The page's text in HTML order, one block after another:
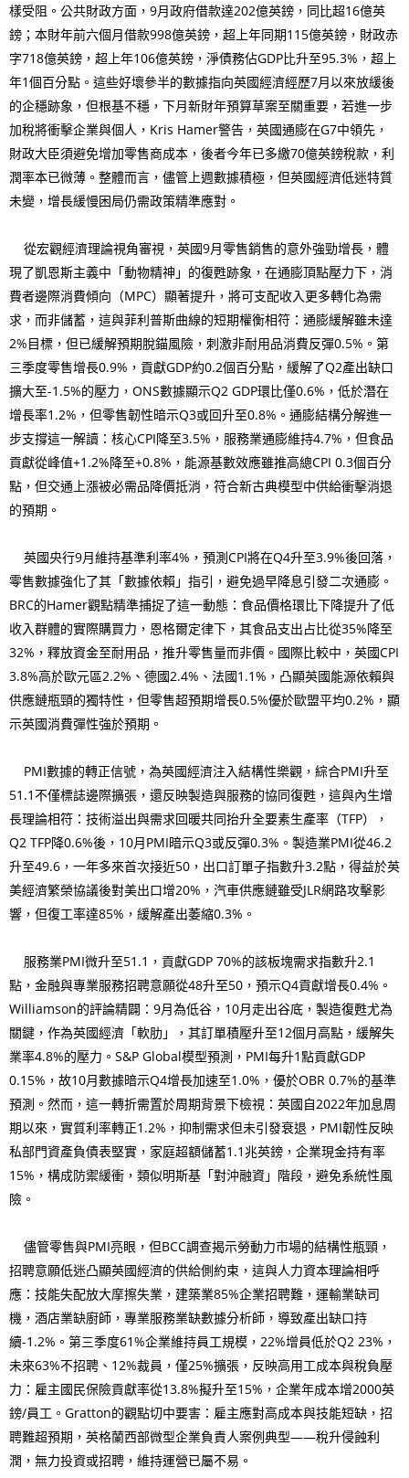
樣受阻。公共財政方面，9月政府借款達202億英鎊，同比超16億英
鎊；本財年前六個月借款998億英鎊，超上年同期115億英鎊，財政赤
字718億英鎊，超上年106億英鎊，淨債務佔GDP比升至95.3%，超上
年1個百分點。這些好壞參半的數據指向英國經濟經歷7月以來放緩後
的企穩跡象，但根基不穩，下月新財年預算草案至關重要，若進一步
加稅將衝擊企業與個人，Kris Hamer警告，英國通膨在G7中領先，
財政大臣須避免增加零售商成本，後者今年已多繳70億英鎊稅款，利
潤率本已微薄。整體而言，儘管上週數據積極，但英國經濟低迷特質
未變，增長緩慢困局仍需政策精準應對。
從宏觀經濟理論視角審視，英國9月零售銷售的意外強勁增長，體
現了凱恩斯主義中「動物精神」的復甦跡象，在通膨頂點壓力下，消
費者邊際消費傾向（MPC）顯著提升，將可支配收入更多轉化為需
求，而非儲蓄，這與菲利普斯曲線的短期權衡相符：通膨緩解雖未達
2%目標，但已緩解預期脫錨風險，刺激非耐用品消費反彈0.5%。第
三季度零售增長0.9%，貢獻GDP約0.2個百分點，緩解了Q2產出缺口
擴大至-1.5%的壓力，ONS數據顯示Q2 GDP環比僅0.6%，低於潛在
增長率1.2%，但零售韌性暗示Q3或回升至0.8%。通膨結構分解進一
步支撐這一解讀：核心CPI降至3.5%，服務業通膨維持4.7%，但食品
貢獻從峰值+1.2%降至+0.8%，能源基數效應雖推高總CPI 0.3個百分
點，但交通上漲被必需品降價抵消，符合新古典模型中供給衝擊消退
的預期。
英國央行9月維持基準利率4%，預測CPI將在Q4升至3.9%後回落，
零售數據強化了其「數據依賴」指引，避免過早降息引發二次通膨。
BRC的Hamer觀點精準捕捉了這一動態：食品價格環比下降提升了低
收入群體的實際購買力，恩格爾定律下，其食品支出占比從35%降至
32%，釋放資金至耐用品，推升零售量而非價。國際比較中，英國CPI
3.8%高於歐元區2.2%、德國2.4%、法國1.1%，凸顯英國能源依賴與
供應鏈瓶頸的獨特性，但零售超預期增長0.5%優於歐盟平均0.2%，顯
示英國消費彈性強於預期。
PMI數據的轉正信號，為英國經濟注入結構性樂觀，綜合PMI升至
51.1不僅標誌邊際擴張，還反映製造與服務的協同復甦，這與內生增
長理論相符：技術溢出與需求回暖共同抬升全要素生產率（TFP），
Q2 TFP降0.6%後，10月PMI暗示Q3或反彈0.3%。製造業PMI從46.2
升至49.6，一年多來首次接近50，出口訂單子指數升3.2點，得益於英
美經濟繁榮協議後對美出口增20%，汽車供應鏈雖受JLR網路攻擊影
響，但復工率達85%，緩解產出萎縮0.3%。
服務業PMI微升至51.1，貢獻GDP 70%的該板塊需求指數升2.1
點，金融與專業服務招聘意願從48升至50，預示Q4貢獻增長0.4%。
Williamson的評論精闢：9月為低谷，10月走出谷底，製造復甦尤為
關鍵，作為英國經濟「軟肋」，其訂單積壓升至12個月高點，緩解失
業率4.8%的壓力。S&P Global模型預測，PMI每升1點貢獻GDP
0.15%，故10月數據暗示Q4增長加速至1.0%，優於OBR 0.7%的基準
預測。然而，這一轉折需置於周期背景下檢視：英國自2022年加息周
期以來，實質利率轉正1.2%，抑制需求但未引發衰退，PMI韌性反映
私部門資產負債表堅實，家庭超額儲蓄1.1兆英鎊，企業現金持有率
15%，構成防禦緩衝，類似明斯基「對沖融資」階段，避免系統性風
險。
儘管零售與PMI亮眼，但BCC調查揭示勞動力市場的結構性瓶頸，
招聘意願低迷凸顯英國經濟的供給側約束，這與人力資本理論相呼
應：技能失配放大摩擦失業，建築業85%企業招聘難，運輸業缺司
機，酒店業缺廚師，專業服務業缺數據分析師，導致產出缺口持
續-1.2%。第三季度61%企業維持員工規模，22%增員低於Q2 23%，
未來63%不招聘、12%裁員，僅25%擴張，反映高用工成本與稅負壓
力：雇主國民保險貢獻率從13.8%擬升至15%，企業年成本增2000英
鎊/員工。Gratton的觀點切中要害：雇主應對高成本與技能短缺，招
聘難超預期，英格蘭西部微型企業負責人案例典型——稅升侵蝕利
潤，無力投資或招聘，維持運營已屬不易。